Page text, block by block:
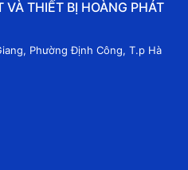
THIẾT BỊ HOÀNG PHÁT
Phường Định Công, T.p Hà